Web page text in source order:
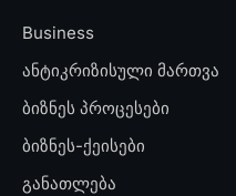
Business
ანტიკრიზისული მართვა
ბიზნეს პროცესები
ბიზნეს-ქეისები
განათლება